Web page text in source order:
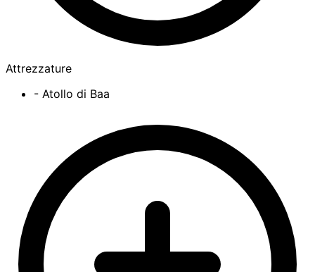
Attrezzature
- Atollo di Baa